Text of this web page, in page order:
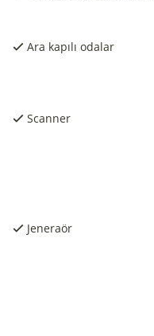
Ara kapılı odalar
Scanner
Jeneraör